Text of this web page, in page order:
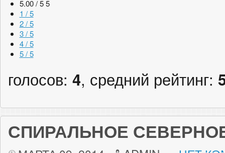
5.00 / 5 5
1 / 5
2 / 5
3 / 5
4 / 5
5 / 5
голосов: 4, средний рейтинг:
СПИРАЛЬНОЕ